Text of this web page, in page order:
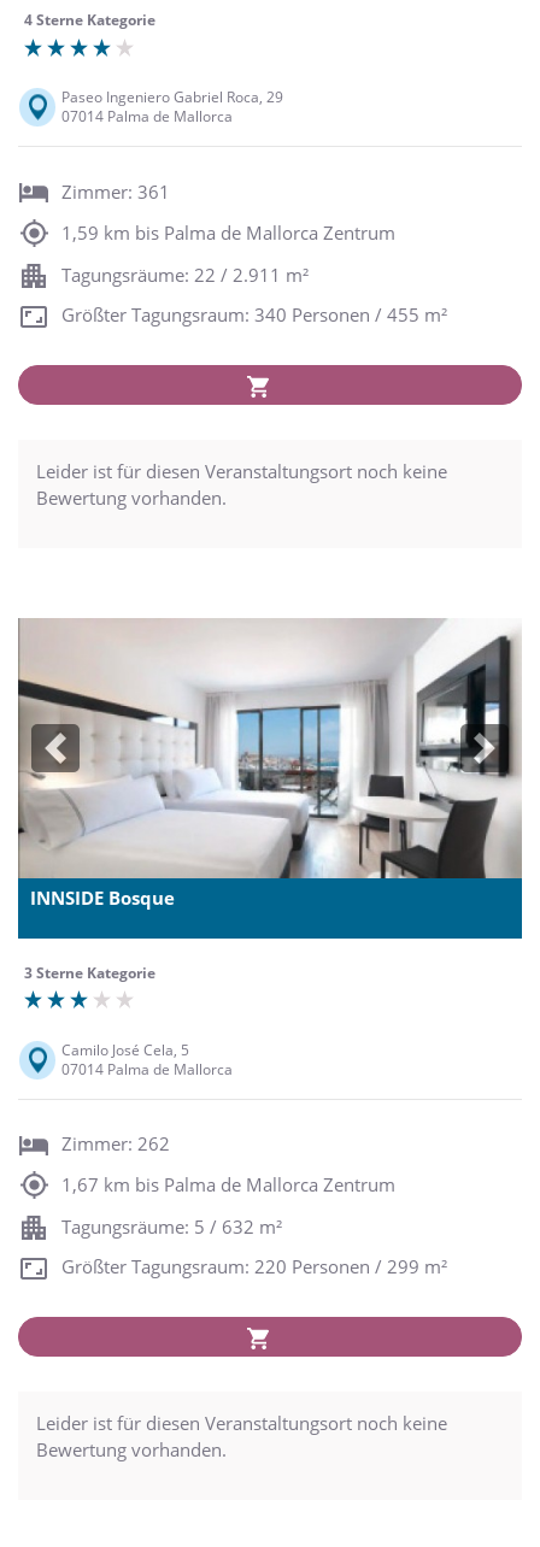
4 Sterne Kategorie
Paseo Ingeniero Gabriel Roca, 29
07014 Palma de Mallorca
Zimmer: 361
1,59 km bis Palma de Mallorca Zentrum
Tagungsräume: 22 / 2.911 m²
Größter Tagungsraum: 340 Personen / 455 m²
Leider ist für diesen Veranstaltungsort noch keine
Bewertung vorhanden.
Previous Next
INNSIDE Bosque
3 Sterne Kategorie
Camilo José Cela, 5
07014 Palma de Mallorca
Zimmer: 262
1,67 km bis Palma de Mallorca Zentrum
Tagungsräume: 5 / 632 m²
Größter Tagungsraum: 220 Personen / 299 m²
Leider ist für diesen Veranstaltungsort noch keine
Bewertung vorhanden.